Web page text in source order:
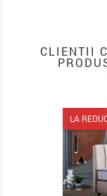
CLIENTII
LA